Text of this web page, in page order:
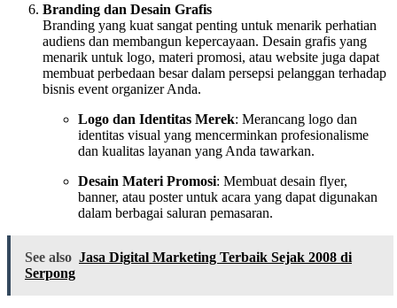
Branding dan Desain Grafis
Branding yang kuat sangat penting untuk menarik perhatian
audiens dan membangun kepercayaan. Desain grafis yang
menarik untuk logo, materi promosi, atau website juga dapat
membuat perbedaan besar dalam persepsi pelanggan terhadap
bisnis event organizer Anda.
Logo dan Identitas Merek: Merancang logo dan
identitas visual yang mencerminkan profesionalisme
dan kualitas layanan yang Anda tawarkan.
Desain Materi Promosi: Membuat desain flyer,
banner, atau poster untuk acara yang dapat digunakan
dalam berbagai saluran pemasaran.
See also Jasa Digital Marketing Terbaik Sejak 2008 di
Serpong